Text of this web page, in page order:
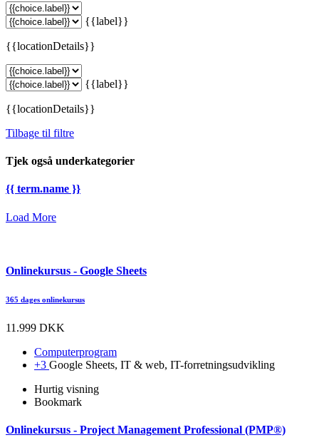
{{label}}
{{locationDetails}}
{{label}}
{{locationDetails}}
Tilbage til filtre
Tjek også underkategorier
{{ term.name }}
Load More
Onlinekursus - Google Sheets
365 dages onlinekursus
11.999 DKK
Computerprogram
+3 Google Sheets, IT & web, IT-forretningsudvikling
Hurtig visning
Bookmark
Onlinekursus - Project Management Professional (PMP®)